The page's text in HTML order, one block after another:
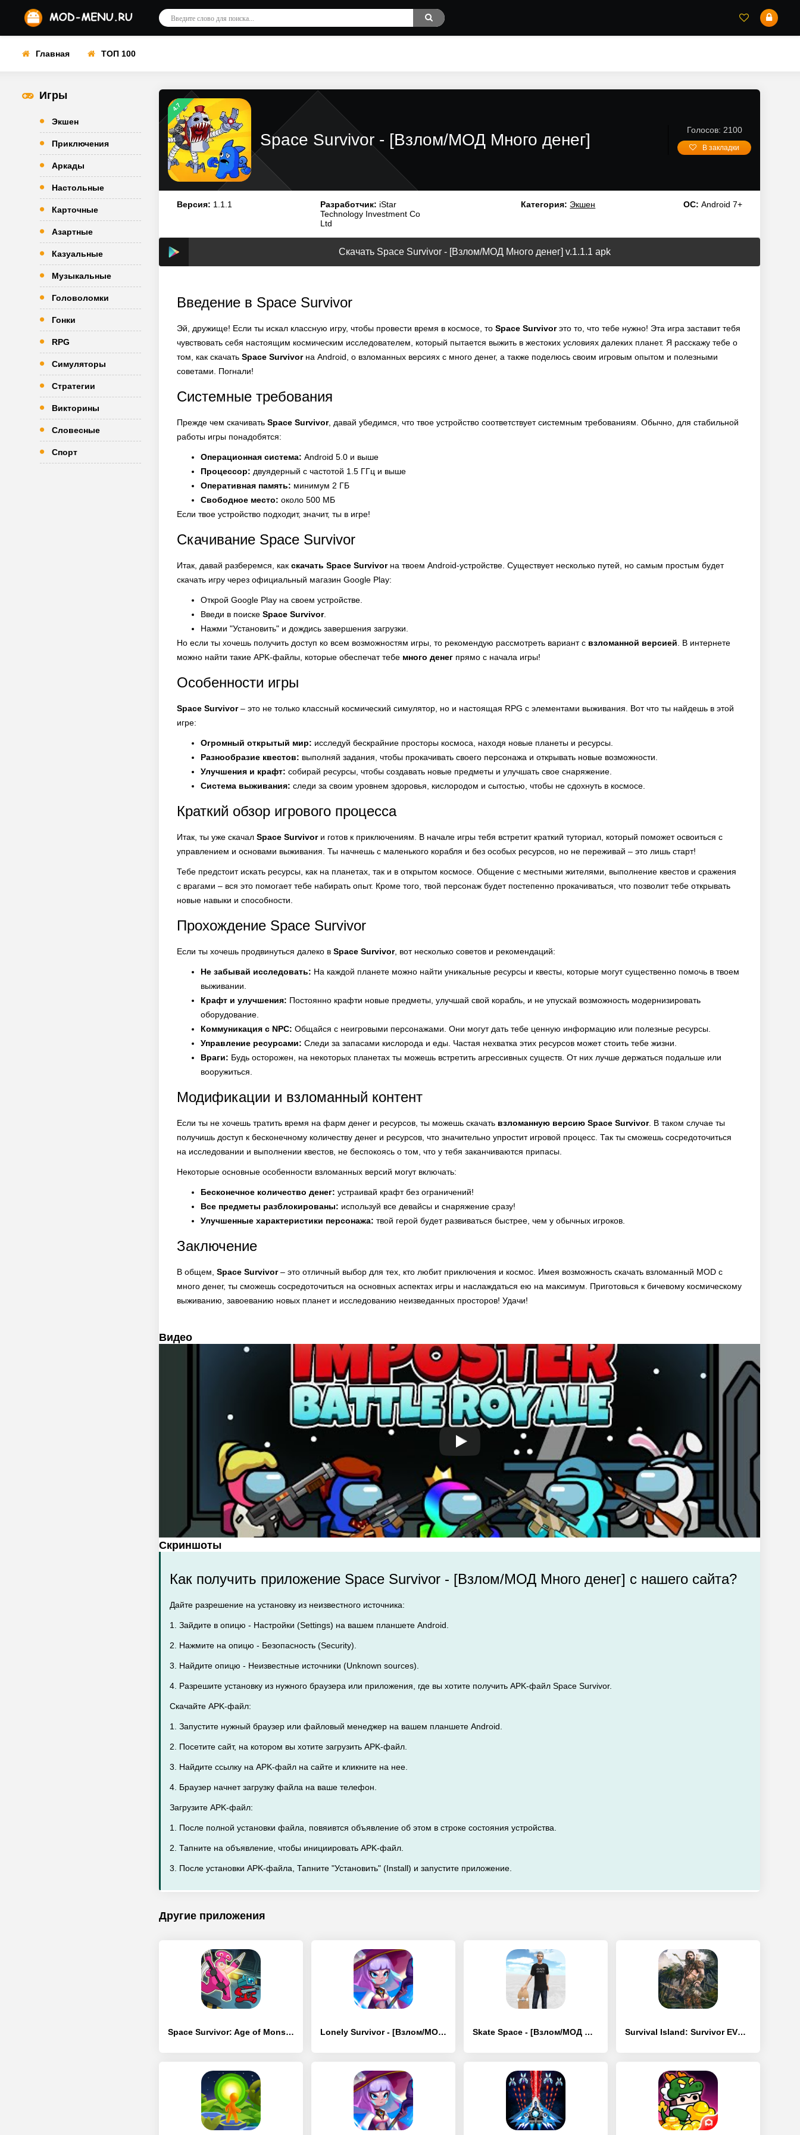
Главная ТОП 100
Игры
Экшен
Приключения
Аркады
Настольные
Карточные
Азартные
Казуальные
Музыкальные
Головоломки
Гонки
RPG
Симуляторы
Стратегии
Викторины
Словесные
Спорт
4.7
Space Survivor - [Взлом/МОД Много денег]
Голосов: 2100
В закладки
Версия: 1.1.1 Разработчик: iStar
Technology Investment Co
Ltd
Категория: Экшен ОС: Android 7+
Скачать Space Survivor - [Взлом/МОД Много денег] v.1.1.1 apk
Введение в Space Survivor
Эй, дружище! Если ты искал классную игру, чтобы провести время в космосе, то Space Survivorэто то, что тебе нужно! Эта игра заставит тебя
чувствовать себя настоящим космическим исследователем, который пытается выжить в жестоких условиях далеких планет. Я расскажу тебе о
том, как скачать Space Survivorна Android, о взломанных версиях с много денег, а также поделюсь своим игровым опытом и полезными
советами. Погнали!
Системные требования
Прежде чем скачивать Space Survivor, давай убедимся, что твое устройство соответствует системным требованиям. Обычно, для стабильной
работы игры понадобятся:
Операционная система: Android 5.0 и выше
Процессор: двуядерный с частотой 1.5 ГГц и выше
Оперативная память: минимум 2 ГБ
Свободное место: около 500 МБ
Если твое устройство подходит, значит, ты в игре!
Скачивание Space Survivor
Итак, давай разберемся, как скачать Space Survivorна твоем Android-устройстве. Существует несколько путей, но самым простым будет
скачать игру через официальный магазин Google Play:
Открой Google Play на своем устройстве.
Введи в поиске Space Survivor.
Нажми "Установить" и дождись завершения загрузки.
Но если ты хочешь получить доступ ко всем возможностям игры, то рекомендую рассмотреть вариант с взломанной версией . В интернете
можно найти такие APK-файлы, которые обеспечат тебе много денег прямо с начала игры!
Особенности игры
Space Survivor– это не только классный космический симулятор, но и настоящая RPG с элементами выживания. Вот что ты найдешь в этой
игре:
Огромный открытый мир: исследуй бескрайние просторы космоса, находя новые планеты и ресурсы.
Разнообразие квестов: выполняй задания, чтобы прокачивать своего персонажа и открывать новые возможности.
Улучшения и крафт: собирай ресурсы, чтобы создавать новые предметы и улучшать свое снаряжение.
Система выживания: следи за своим уровнем здоровья, кислородом и сытостью, чтобы не сдохнуть в космосе.
Краткий обзор игрового процесса
Итак, ты уже скачал Space Survivorи готов к приключениям. В начале игры тебя встретит краткий туториал, который поможет освоиться с
управлением и основами выживания. Ты начнешь с маленького корабля и без особых ресурсов, но не переживай – это лишь старт!
Тебе предстоит искать ресурсы, как на планетах, так и в открытом космосе. Общение с местными жителями, выполнение квестов и сражения
с врагами – вся это помогает тебе набирать опыт. Кроме того, твой персонаж будет постепенно прокачиваться, что позволит тебе открывать
новые навыки и способности.
Прохождение Space Survivor
Если ты хочешь продвинуться далеко в Space Survivor, вот несколько советов и рекомендаций:
Не забывай исследовать: На каждой планете можно найти уникальные ресурсы и квесты, которые могут существенно помочь в твоем
выживании.
Крафт и улучшения: Постоянно крафти новые предметы, улучшай свой корабль, и не упускай возможность модернизировать
оборудование.
Коммуникация с NPC: Общайся с неигровыми персонажами. Они могут дать тебе ценную информацию или полезные ресурсы.
Управление ресурсами: Следи за запасами кислорода и еды. Частая нехватка этих ресурсов может стоить тебе жизни.
Враги: Будь осторожен, на некоторых планетах ты можешь встретить агрессивных существ. От них лучше держаться подальше или
вооружиться.
Модификации и взломанный контент
Если ты не хочешь тратить время на фарм денег и ресурсов, ты можешь скачать взломанную версию Space Survivor. В таком случае ты
получишь доступ к бесконечному количеству денег и ресурсов, что значительно упростит игровой процесс. Так ты сможешь сосредоточиться
на исследовании и выполнении квестов, не беспокоясь о том, что у тебя заканчиваются припасы.
Некоторые основные особенности взломанных версий могут включать:
Бесконечное количество денег: устраивай крафт без ограничений!
Все предметы разблокированы: используй все девайсы и снаряжение сразу!
Улучшенные характеристики персонажа: твой герой будет развиваться быстрее, чем у обычных игроков.
Заключение
В общем, Space Survivor– это отличный выбор для тех, кто любит приключения и космос. Имея возможность скачать взломанный MOD с
много денег, ты сможешь сосредоточиться на основных аспектах игры и наслаждаться ею на максимум. Приготовься к бичевому космическому
выживанию, завоеванию новых планет и исследованию неизведанных просторов! Удачи!
Видео
Скриншоты
Как получить приложение Space Survivor - [Взлом/МОД Много денег] с нашего сайта?
Дайте разрешение на установку из неизвестного источника:
1. Зайдите в опицю - Настройки (Settings) на вашем планшете Android.
2. Нажмите на опицю - Безопасность (Security).
3. Найдите опицю - Неизвестные источники (Unknown sources).
4. Разрешите установку из нужного браузера или приложения, где вы хотите получить APK-файл Space Survivor.
Скачайте APK-файл:
1. Запустите нужный браузер или файловый менеджер на вашем планшете Android.
2. Посетите сайт, на котором вы хотите загрузить APK-файл.
3. Найдите ссылку на APK-файл на сайте и кликните на нее.
4. Браузер начнет загрузку файла на ваше телефон.
Загрузите APK-файл:
1. После полной установки файла, повяивтся объявление об этом в строке состояния устройства.
2. Тапните на объявление, чтобы инициировать APK-файл.
3. После установки APK-файла, Тапните "Установить" (Install) и запустите приложение.
Другие приложения
Space Survivor: Age of Monster - [Взлом/МОД Много денег] Lonely Survivor - [Взлом/МОД Много денег] Skate Space - [Взлом/МОД Много денег] Survival Island: Survivor EVO - [Взлом/МОД Все открыто]